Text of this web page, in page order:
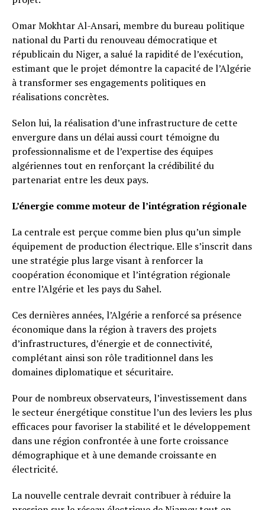
Omar Mokhtar Al-Ansari, membre du bureau politique
national du Parti du renouveau démocratique et
républicain du Niger, a salué la rapidité de l’exécution,
estimant que le projet démontre la capacité de l’Algérie
à transformer ses engagements politiques en
réalisations concrètes.
Selon lui, la réalisation d’une infrastructure de cette
envergure dans un délai aussi court témoigne du
professionnalisme et de l’expertise des équipes
algériennes tout en renforçant la crédibilité du
partenariat entre les deux pays.
L’énergie comme moteur de l’intégration régionale
La centrale est perçue comme bien plus qu’un simple
équipement de production électrique. Elle s’inscrit dans
une stratégie plus large visant à renforcer la
coopération économique et l’intégration régionale
entre l’Algérie et les pays du Sahel.
Ces dernières années, l’Algérie a renforcé sa présence
économique dans la région à travers des projets
d’infrastructures, d’énergie et de connectivité,
complétant ainsi son rôle traditionnel dans les
domaines diplomatique et sécuritaire.
Pour de nombreux observateurs, l’investissement dans
le secteur énergétique constitue l’un des leviers les plus
efficaces pour favoriser la stabilité et le développement
dans une région confrontée à une forte croissance
démographique et à une demande croissante en
électricité.
La nouvelle centrale devrait contribuer à réduire la